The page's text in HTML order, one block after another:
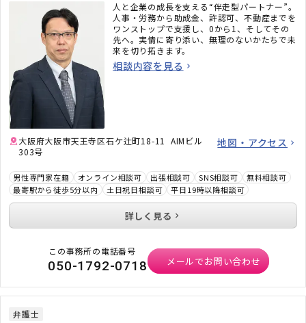
人と企業の成長を支える“伴走型パートナー”。
人事・労務から助成金、許認可、不動産までを
ワンストップで支援し、0から1、そしてその
先へ。実情に寄り添い、無理のないかたちで未
来を切り拓きます。
相談内容を見る
大阪府大阪市天王寺区石ケ辻町18-11 AIMビル
303号
地図・アクセス
男性専門家在籍 オンライン相談可 出張相談可 SNS相談可
無料相談可
最寄駅から徒歩5分以内
土日祝日相談可 平日19時以降相談可
詳しく見る
この事務所の電話番号
050-1792-0718 メールでお問い合わせ
弁護士